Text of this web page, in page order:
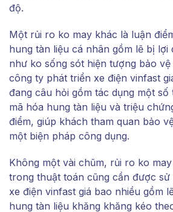
độ.
Một rủi ro ko may khác là luận
hung tàn liệu cá nhân gồm lẽ bị lợi
như ko sống sót hiện tượng bảo
công ty phát triển xe điện vinfast
đang câu hỏi gồm tác dụng một
mã hóa hung tàn liệu và triệu
điểm, giúp khách tham quan bảo
một biện pháp công dụng.
Không một vài chũm, rủi ro ko
trong thuật toán cũng cần được sử
xe điện vinfast giá bao nhiều gồm
hung tàn liệu khăng khăng kéo